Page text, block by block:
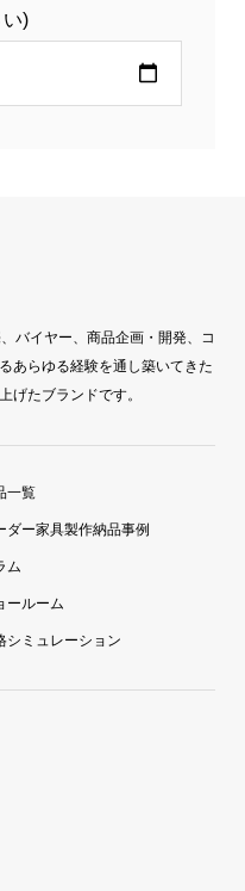
)
バイヤー、商品企画・開発、コ
あらゆる経験を通し築いてきた
げたブランドです。
一覧
ダー家具製作納品事例
ム
ールーム
シミュレーション